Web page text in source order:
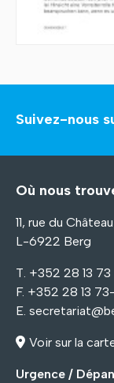
Suivez-nous
Où nous
11, rue du Château
L-6922 Berg
T. +352 28 13 73
F. +352 28 13
E.
Voir sur la
Urgence /